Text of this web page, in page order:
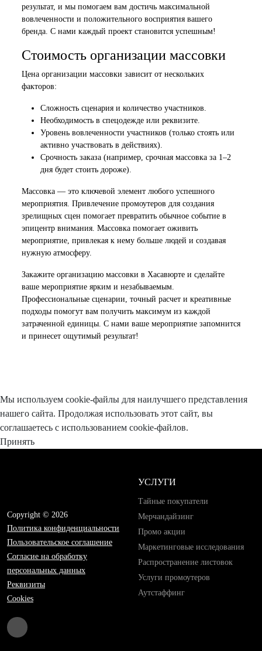
результат, и мы помогаем вам достичь максимальной
вовлеченности и положительного восприятия вашего
бренда. С нами каждый проект становится успешным!
Стоимость организации массовки
Цена организации массовки зависит от нескольких
факторов:
Сложность сценария и количество участников.
Необходимость в спецодежде или реквизите.
Уровень вовлеченности участников (только стоять или
активно участвовать в действиях).
Срочность заказа (например, срочная массовка за 1–2
дня будет стоить дороже).
Массовка — это ключевой элемент любого успешного
мероприятия. Привлечение промоутеров для создания
зрелищных сцен помогает превратить обычное событие в
эпицентр внимания. Массовка помогает оживить
мероприятие, привлекая к нему больше людей и создавая
нужную атмосферу.
Закажите организацию массовки в Хасавюрте и сделайте
ваше мероприятие ярким и незабываемым.
Профессиональные сценарии, точный расчет и креативные
подходы помогут вам получить максимум из каждой
затраченной единицы. С нами ваше мероприятие запомнится
и принесет ощутимый результат!
Мы используем cookie-файлы для наилучшего представления
нашего сайта. Продолжая использовать этот сайт, вы
соглашаетесь с использованием cookie-файлов.
Принять
Copyright © 2026
Политика конфиденциальности
Пользовательское соглашение
Согласие на обработку
персональных данных
Реквизиты
Cookies
УСЛУГИ
Тайные покупатели
Мерчандайзинг
Промо акции
Маркетинговые исследования
Распространение листовок
Услуги промоутеров
Аутстаффинг